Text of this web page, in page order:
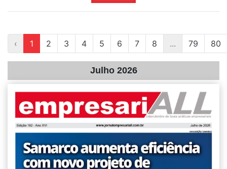
‹ 1 2 3 4 5 6 7 8 ... 79 80
Julho 2026